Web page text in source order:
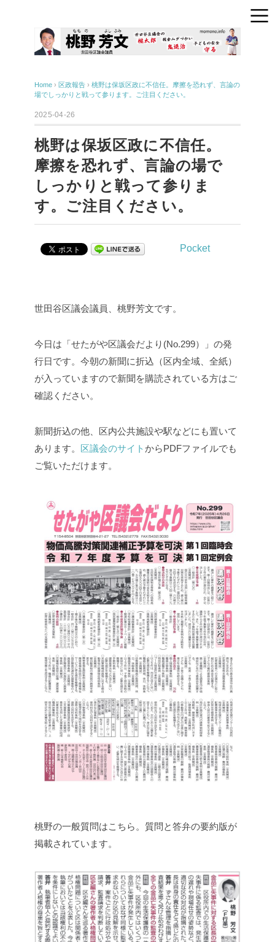
Home › 区政報告 › 桃野は保坂区政に不信任。摩擦を恐れず、言論の
場でしっかりと戦って参ります。ご注目ください。
2025-04-26
桃野は保坂区政に不信任。
摩擦を恐れず、言論の場で
しっかりと戦って参りま
す。ご注目ください。
Pocket
世田谷区議会議員、桃野芳文です。
今日は「せたがや区議会だより(No.299）」の発
行日です。今朝の新聞に折込（区内全域、全紙）
が入っていますので新聞を購読されている方はご
確認ください。
新聞折込の他、区内公共施設や駅などにも置いて
あります。 区議会のサイトからPDFファイルでも
ご覧いただけます。
桃野の一般質問はこちら。質問と答弁の要約版が
掲載されています。